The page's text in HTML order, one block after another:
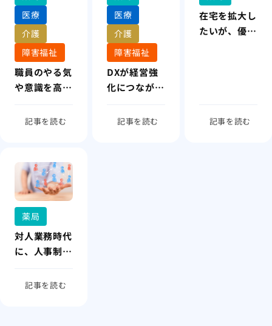
医療
介護
障害福祉
職員のやる気
や意識を高め
みが整ってい
記事を読む
医療
介護
障害福祉
DXが経営強
化につながっ
記事を読む
在宅を拡大し
たいが、優先
記事を読む
薬局
対人業務時代
に、人事制度
いない
記事を読む